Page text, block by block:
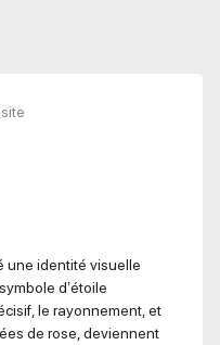
une identité visuelle
d’étoile
le rayonnement, et
de rose, deviennent